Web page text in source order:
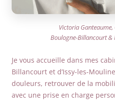
Victoria Ganteaume,
Boulogne-Billancourt &
Je vous accueille dans mes
Billancourt et d’Issy-les-
douleurs, retrouver de la
avec une prise en charge